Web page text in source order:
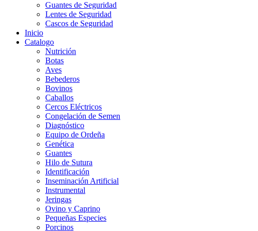
Guantes de Seguridad
Lentes de Seguridad
Cascos de Seguridad
Inicio
Catalogo
Nutrición
Botas
Aves
Bebederos
Bovinos
Caballos
Cercos Eléctricos
Congelación de Semen
Diagnóstico
Equipo de Ordeña
Genética
Guantes
Hilo de Sutura
Identificación
Inseminación Artificial
Instrumental
Jeringas
Ovino y Caprino
Pequeñas Especies
Porcinos